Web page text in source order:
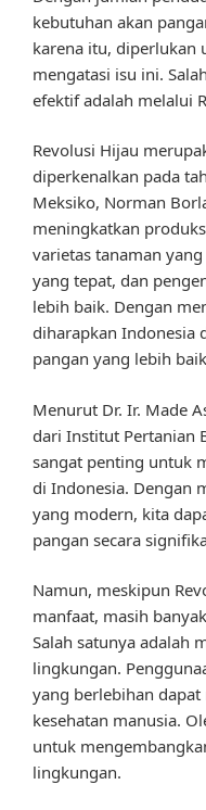
kebutuhan akan
karena itu, diperlukan
mengatasi isu ini.
efektif adalah melalui
Revolusi Hijau
diperkenalkan pada
Meksiko, Norman
meningkatkan
varietas tanaman
yang tepat, dan
lebih baik. Dengan
diharapkan Indonesia
pangan yang lebih
Menurut Dr. Ir. Made
dari Institut Pertanian
sangat penting untuk
di Indonesia. Dengan
yang modern, kita
pangan secara
Namun, meskipun
manfaat, masih
Salah satunya adalah
lingkungan.
yang berlebihan
kesehatan manusia.
untuk
lingkungan.